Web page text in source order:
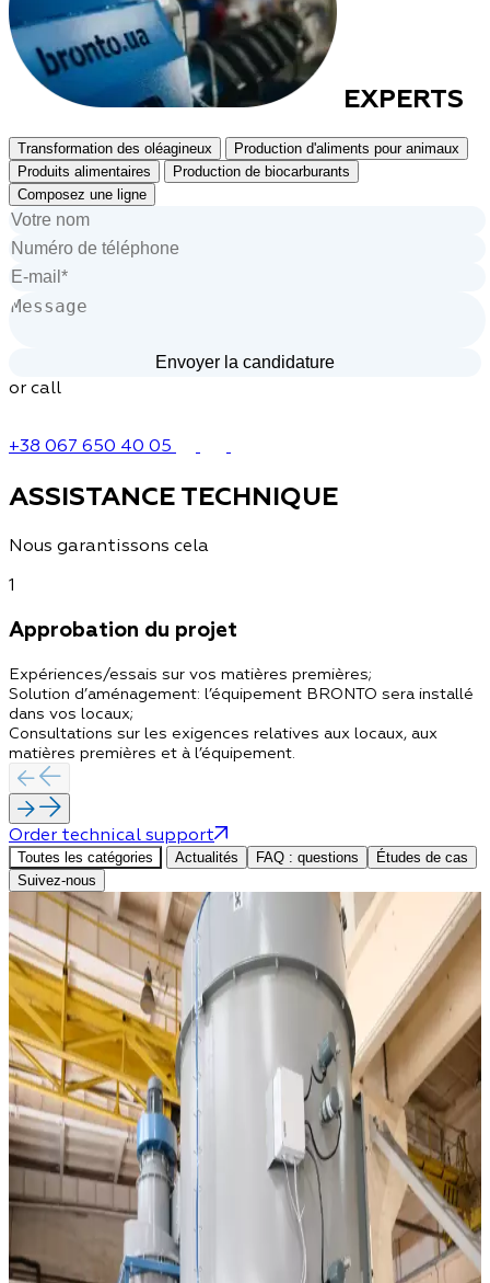
EXPERTS
Transformation des oléagineux
Production d'aliments pour animaux
Produits alimentaires
Production de biocarburants
Composez une ligne
or call
+38 067 650 40 05
ASSISTANCE TECHNIQUE
Nous garantissons cela
1
Approbation du projet
Expériences/essais sur vos matières premières;
Solution d’aménagement: l’équipement BRONTO sera installé
dans vos locaux;
Consultations sur les exigences relatives aux locaux, aux
matières premières et à l’équipement.
Order technical support
Toutes les catégories Actualités FAQ : questions
Études de cas
Suivez-nous